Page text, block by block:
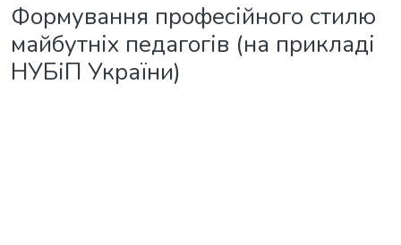
Формування професійного стилю
майбутніх педагогів (на прикладі
НУБіП України)